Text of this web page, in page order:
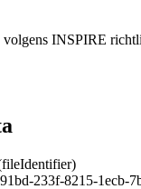
volgens INSPIRE
233f-8215-1ecb-